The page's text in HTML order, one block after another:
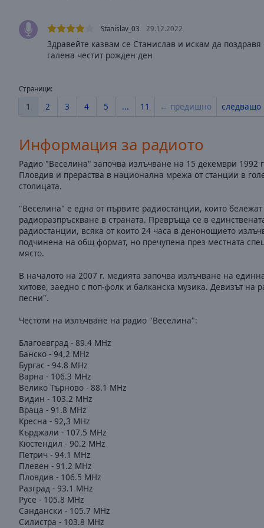
dialog
window.
Stanislav_03 29.12.2022
Здравейте казвам се Станислав и искам да поздравя
галена честит рожден ден
Страници:
1 2 3 4 5 ... 11 ← предишно
Информация за радиото
Радио "Веселина" започва излъчване на 15 декември 1992
Пловдив и прераства в национална мрежа от станции в
столицата.
"Веселина" е една от първите радиостанции, които
радиоразпръскване в страната. Превръща се в
радиостанции, всяка от които 24 часа в денонощието
подчинена на общ формат, но пречупена през местната
място.
В началото на 2007 г. медията започва излъчване на
хитове, заедно с поп-фолк и балканска музика. Девизът на
песни".
Честоти на излъчване на радио "Веселина":
Благоевград - 89.4 MHz
Банско - 94,2 MHz
Бургас - 94.8 MHz
Варна - 106.3 MHz
Велико Търново - 88.1 MHz
Видин - 103.2 MHz
Враца - 91.8 MHz
Кресна - 92,3 МНz
Кърджали - 107.5 MHz
Кюстендил - 90.2 MHz
Петрич - 94.1 MHz
Плевен - 91.2 MHz
Пловдив - 106.5 MHz
Разград - 93.1 MHz
Русе - 105.8 MHz
Сандански - 105.7 MHz
Силистра - 103.8 MHz